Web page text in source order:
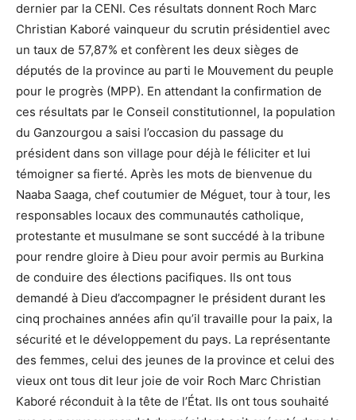
dernier par la CENI. Ces résultats donnent Roch Marc
Christian Kaboré vainqueur du scrutin présidentiel avec
un taux de 57,87% et confèrent les deux sièges de
députés de la province au parti le Mouvement du peuple
pour le progrès (MPP). En attendant la confirmation de
ces résultats par le Conseil constitutionnel, la population
du Ganzourgou a saisi l’occasion du passage du
président dans son village pour déjà le féliciter et lui
témoigner sa fierté. Après les mots de bienvenue du
Naaba Saaga, chef coutumier de Méguet, tour à tour, les
responsables locaux des communautés catholique,
protestante et musulmane se sont succédé à la tribune
pour rendre gloire à Dieu pour avoir permis au Burkina
de conduire des élections pacifiques. Ils ont tous
demandé à Dieu d’accompagner le président durant les
cinq prochaines années afin qu’il travaille pour la paix, la
sécurité et le développement du pays. La représentante
des femmes, celui des jeunes de la province et celui des
vieux ont tous dit leur joie de voir Roch Marc Christian
Kaboré réconduit à la tête de l’État. Ils ont tous souhaité